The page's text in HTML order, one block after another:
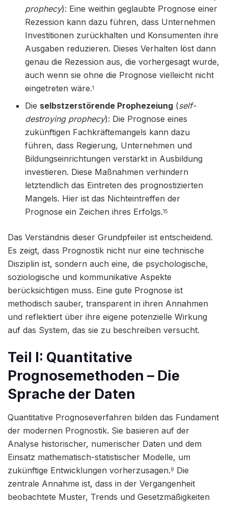
prophecy): Eine weithin geglaubte Prognose einer
Rezession kann dazu führen, dass Unternehmen
Investitionen zurückhalten und Konsumenten ihre
Ausgaben reduzieren. Dieses Verhalten löst dann
genau die Rezession aus, die vorhergesagt wurde,
auch wenn sie ohne die Prognose vielleicht nicht
eingetreten wäre.1
Die selbstzerstörende Prophezeiung (self-
destroying prophecy): Die Prognose eines
zukünftigen Fachkräftemangels kann dazu
führen, dass Regierung, Unternehmen und
Bildungseinrichtungen verstärkt in Ausbildung
investieren. Diese Maßnahmen verhindern
letztendlich das Eintreten des prognostizierten
Mangels. Hier ist das Nichteintreffen der
Prognose ein Zeichen ihres Erfolgs.15
Das Verständnis dieser Grundpfeiler ist entscheidend.
Es zeigt, dass Prognostik nicht nur eine technische
Disziplin ist, sondern auch eine, die psychologische,
soziologische und kommunikative Aspekte
berücksichtigen muss. Eine gute Prognose ist
methodisch sauber, transparent in ihren Annahmen
und reflektiert über ihre eigene potenzielle Wirkung
auf das System, das sie zu beschreiben versucht.
Teil I: Quantitative
Prognosemethoden – Die
Sprache der Daten
Quantitative Prognoseverfahren bilden das Fundament
der modernen Prognostik. Sie basieren auf der
Analyse historischer, numerischer Daten und dem
Einsatz mathematisch-statistischer Modelle, um
zukünftige Entwicklungen vorherzusagen.9 Die
zentrale Annahme ist, dass in der Vergangenheit
beobachtete Muster, Trends und Gesetzmäßigkeiten